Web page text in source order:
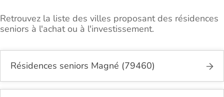
Retrouvez la liste des villes proposant des résidences
seniors à l'achat ou à l'investissement.
Résidences seniors Magné (79460)